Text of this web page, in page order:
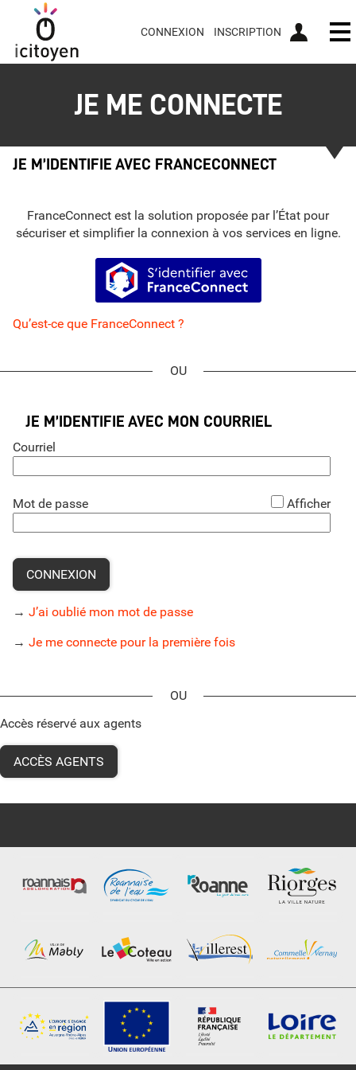
CONNEXION INSCRIPTION
JE ME CONNECTE
JE M’IDENTIFIE AVEC FRANCECONNECT
FranceConnect est la solution proposée par l’État pour
sécuriser et simplifier la connexion à vos services en ligne.
S’identifier avec FranceConnect
Qu’est-ce que FranceConnect ?
JE M’IDENTIFIE AVEC MON COURRIEL
Courriel
Mot de passe Afficher
CONNEXION
→ J’ai oublié mon mot de passe
→ Je me connecte pour la première fois
Accès réservé aux agents
ACCÈS AGENTS